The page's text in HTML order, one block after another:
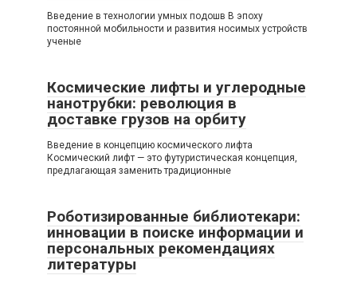
Введение в технологии умных подошв В эпоху
постоянной мобильности и развития носимых устройств
ученые
Космические лифты и углеродные
нанотрубки: революция в
доставке грузов на орбиту
Введение в концепцию космического лифта
Космический лифт — это футуристическая концепция,
предлагающая заменить традиционные
Роботизированные библиотекари:
инновации в поиске информации и
персональных рекомендациях
литературы